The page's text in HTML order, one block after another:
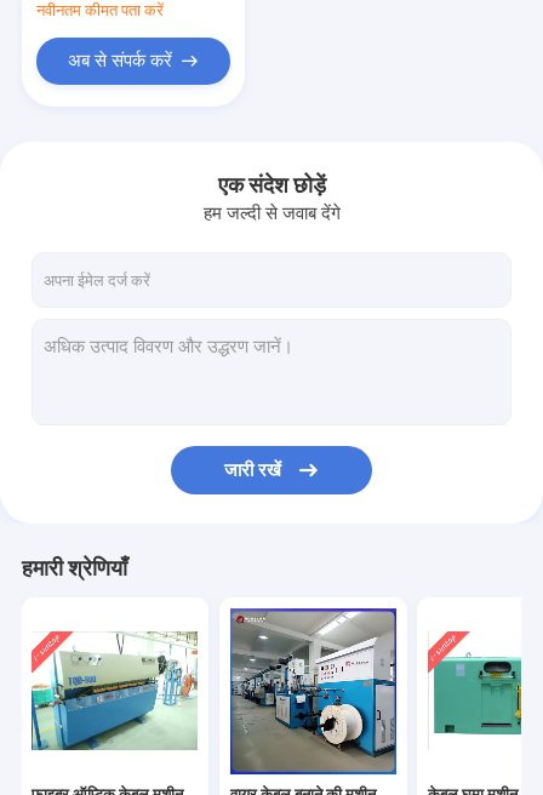
नवीनतम कीमत पता करें
अब से संपर्क करें
एक संदेश छोड़ें
हम जल्दी से जवाब देंगे
जारी रखें
हमारी श्रेणियाँ